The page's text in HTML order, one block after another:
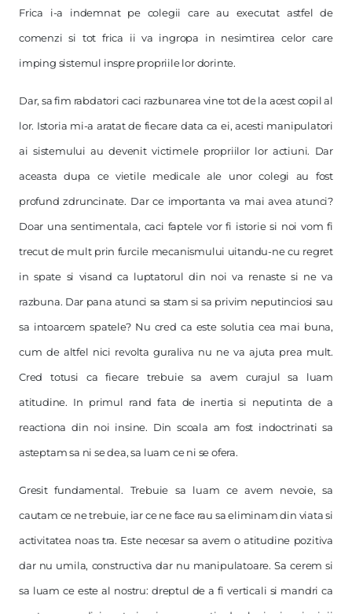
Frica i-a indemnat pe colegii care au executat astfel de
comenzi si tot frica ii va ingropa in nesimtirea celor care
imping sistemul inspre propriile lor dorinte.
Dar, sa fim rabdatori caci razbunarea vine tot de la acest copil al
lor. Istoria mi-a aratat de fiecare data ca ei, acesti manipulatori
ai sistemului au devenit victimele propriilor lor actiuni. Dar
aceasta dupa ce vietile medicale ale unor colegi au fost
profund zdruncinate. Dar ce importanta va mai avea atunci?
Doar una sentimentala, caci faptele vor fi istorie si noi vom fi
trecut de mult prin furcile mecanismului uitandu-ne cu regret
in spate si visand ca luptatorul din noi va renaste si ne va
razbuna. Dar pana atunci sa stam si sa privim neputinciosi sau
sa intoarcem spatele? Nu cred ca este solutia cea mai buna,
cum de altfel nici revolta guraliva nu ne va ajuta prea mult.
Cred totusi ca fiecare trebuie sa avem curajul sa luam
atitudine. In primul rand fata de inertia si neputinta de a
reactiona din noi insine. Din scoala am fost indoctrinati sa
asteptam sa ni se dea, sa luam ce ni se ofera.
Gresit fundamental. Trebuie sa luam ce avem nevoie, sa
cautam ce ne trebuie, iar ce ne face rau sa eliminam din viata si
activitatea noas tra. Este necesar sa avem o atitudine pozitiva
dar nu umila, constructiva dar nu manipulatoare. Sa cerem si
sa luam ce este al nostru: dreptul de a fi verticali si mandri ca